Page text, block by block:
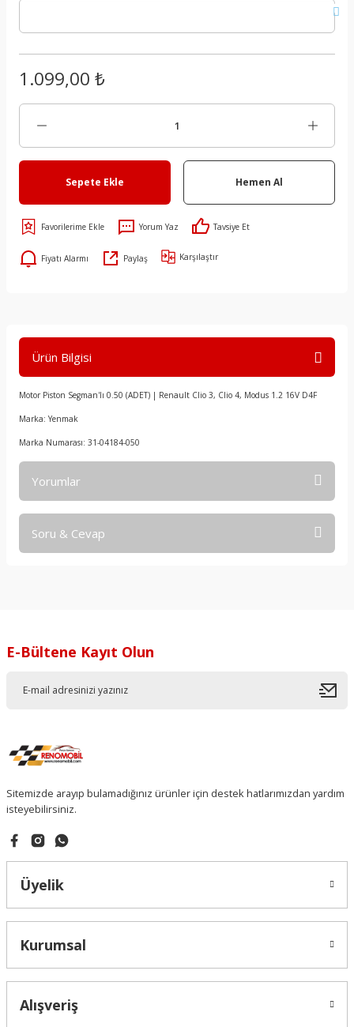
1.099,00 ₺
Sepete Ekle Hemen Al
Yorum Yaz Tavsiye Et
Fiyatı Alarmı Paylaş Karşılaştır
Ürün Bilgisi
Motor Piston Segman'lı 0.50 (ADET) | Renault Clio 3, Clio 4, Modus 1.2 16V D4F
Marka: Yenmak
Marka Numarası: 31-04184-050
Yorumlar
Soru & Cevap
E-Bültene Kayıt Olun
Sitemizde arayıp bulamadığınız ürünler için destek hatlarımızdan yardım
isteyebilirsiniz.
Üyelik
Kurumsal
Alışveriş